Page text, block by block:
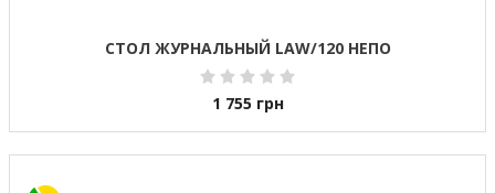
СТОЛ ЖУРНАЛЬНЫЙ LAW/120 НЕПО
1 755 грн